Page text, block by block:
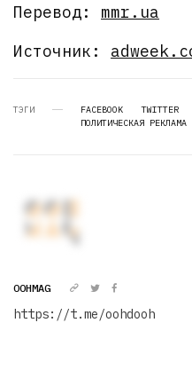
Перевод: mmr.ua
Источник:
ТЭГИ FACEBOOK TWITTER
ПОЛИТИЧЕСКАЯ РЕКЛАМА
OOHMAG
https://t.me/oohdooh